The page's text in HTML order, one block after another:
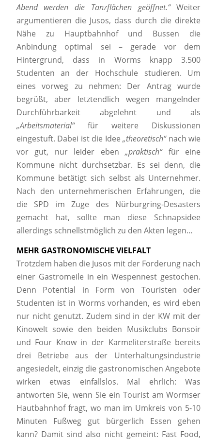
Abend werden die Tanzflächen geöffnet.“Weiter
argumentieren die Jusos, dass durch die direkte
Nähe zu Hauptbahnhof und Bussen die
Anbindung optimal sei – gerade vor dem
Hintergrund, dass in Worms knapp 3.500
Studenten an der Hochschule studieren. Um
eines vorweg zu nehmen: Der Antrag wurde
begrüßt, aber letztendlich wegen mangelnder
Durchführbarkeit abgelehnt und als
„Arbeitsmaterial“für weitere Diskussionen
eingestuft. Dabei ist die Idee„theoretisch“nach wie
vor gut, nur leider eben„praktisch“für eine
Kommune nicht durchsetzbar. Es sei denn, die
Kommune betätigt sich selbst als Unternehmer.
Nach den unternehmerischen Erfahrungen, die
die SPD im Zuge des Nürburgring-Desasters
gemacht hat, sollte man diese Schnapsidee
allerdings schnellstmöglich zu den Akten legen…
MEHR GASTRONOMISCHE VIELFALT
Trotzdem haben die Jusos mit der Forderung nach
einer Gastromeile in ein Wespennest gestochen.
Denn Potential in Form von Touristen oder
Studenten ist in Worms vorhanden, es wird eben
nur nicht genutzt. Zudem sind in der KW mit der
Kinowelt sowie den beiden Musikclubs Bonsoir
und Four Know in der Karmeliterstraße bereits
drei Betriebe aus der Unterhaltungsindustrie
angesiedelt, einzig die gastronomischen Angebote
wirken etwas einfallslos. Mal ehrlich: Was
antworten Sie, wenn Sie ein Tourist am Wormser
Hautbahnhof fragt, wo man im Umkreis von 5-10
Minuten Fußweg gut bürgerlich Essen gehen
kann? Damit sind also nicht gemeint: Fast Food,